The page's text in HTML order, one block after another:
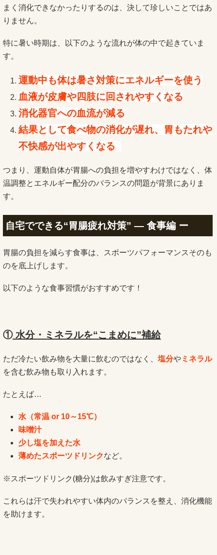
まく消化できなかったりするのは、決して珍しいことではあ
りません。
特に暑い時期は、以下のような流れが体の中で起きていま
す。
運動中も体は暑さ対策にエネルギーを使う
血液が皮膚や四肢に回されやすくなる
消化器官への血流が減る
結果として食べ物の消化が遅れ、胃もたれや
不快感が出やすくなる
つまり、運動自体が胃腸への負担を増やすわけではなく、体
温調整とエネルギー配分のバランスの問題が背景にありま
す。
自宅でできる“胃腸疲れ対策” — 食事編 ー
胃腸の負担を減らす食事は、スポーツパフォーマンスそのも
のを底上げします。
以下のような食事習慣がおすすめです！
①水分・ミネラルを“こまめに”補給
ただ冷たい飲み物を大量に飲むのではなく、 塩分やミネラル
を含む飲み物も取り入れます。
たとえば…
水（常温 or 10～15℃）
味噌汁
少し塩を加えた水
薄めたスポーツドリンクなど。
※スポーツドリンク(糖分)は飲みすぎ注意です。
これらは汗で失われやすい体内のバランスを整え、消化機能
を助けます。